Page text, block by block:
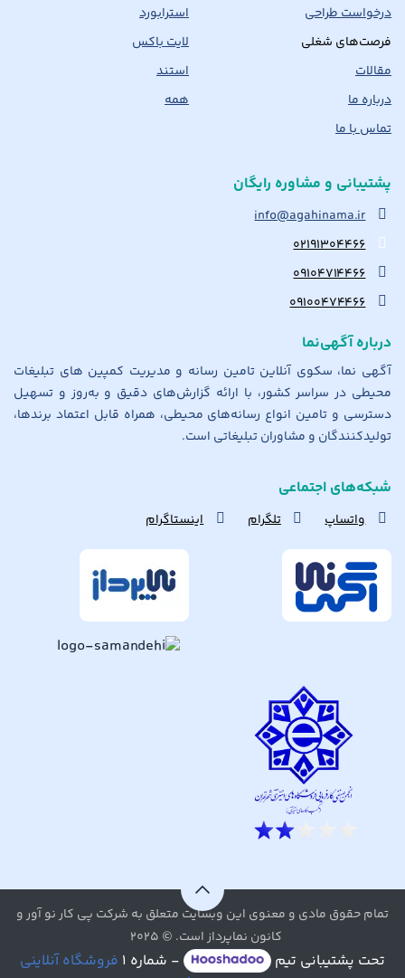
درخواست طراحی
فرصت‌های شغلی
مقالات
درباره ما
تماس با ما
استرابورد
لایت باکس
استند
همه
پشتیبانی و مشاوره رایگان
info@agahinama.ir
۰۲۱۹۱۳۰۴۴۶۶
۰۹۱۰۴۷۱۴۴۶۶
۰۹۱۰۰۴۷۴۴۶۶
درباره آگهی‌نما
آگهی نما، سکوی آنلاین تامین رسانه و مدیریت کمپین های تبلیغات
محیطی در سراسر کشور، با ارائه گزارش‌های دقیق و به‌روز و تسهیل
دسترسی و تامین انواع رسانه‌های محیطی، همراه قابل اعتماد برندها،
تولیدکنندگان و مشاوران تبلیغاتی است.
شبکه‌های اجتماعی
واتساپ تلگرام اینستاگرام
تمام حقوق مادی و معنوی این وبسایت متعلق به شرکت پی کار نو آور و
کانون نماپرداز است. © ۲۰۲۵
تحت پشتیبانی تیم - شماره ۱ فروشگاه آنلاینی